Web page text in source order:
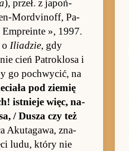
), przeł. z ja­poń­
Mor­dvinoff, Pa­
», 1997.
Iliadzie, gdy
cień Pa­tro­klosa i
go po­chwycić, na
pod zie­mię
ist­nieje więc, na­
/ Du­sza czy też
Akutaga­wa, zna­
lu­du, który nie